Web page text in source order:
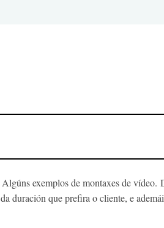
Algúns exemplos de montaxes de vídeo.
da duración que prefira o cliente, e